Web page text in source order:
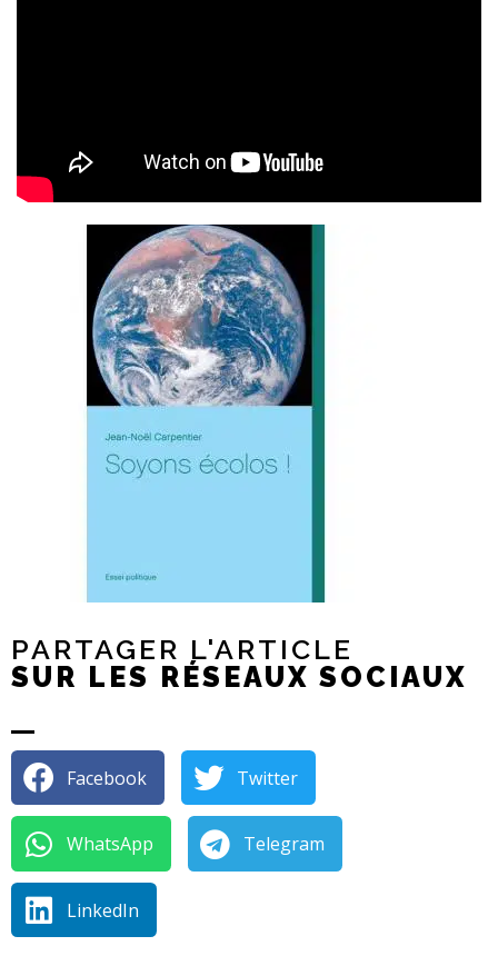
PARTAGER L'ARTICLE
SUR LES RÉSEAUX SOCIAUX
Facebook Twitter
WhatsApp Telegram
LinkedIn